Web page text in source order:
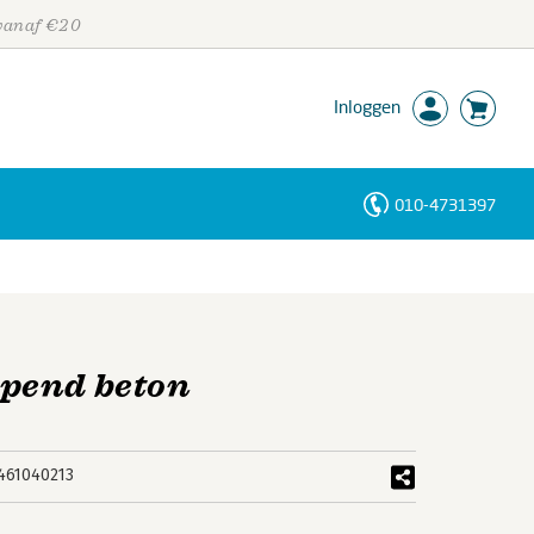
€20
Inloggen
010-4731397
beton
Personen